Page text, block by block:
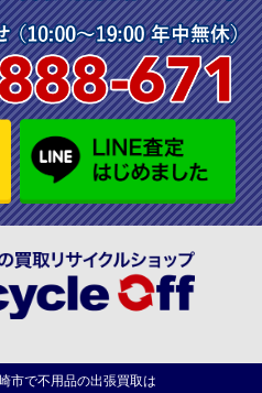
市で不用品の出張買取は